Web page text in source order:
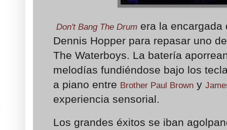
Don't Bang The Drum era la encargada
Dennis Hopper para repasar uno
The Waterboys. La batería
melodías fundiéndose bajo los
a piano entre Brother Paul Brown y
experiencia sensorial.
Los grandes éxitos se iban